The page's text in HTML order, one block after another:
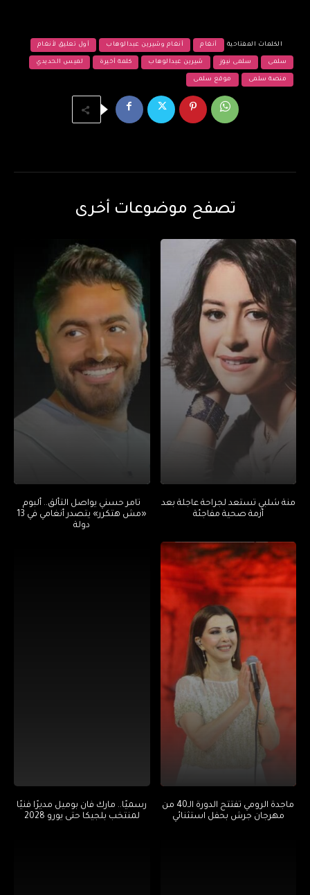
الكلمات المفتاحية أنغام أنغام وشيرين عبدالوهاب أول تعليق لأنغام
سلمى سلمى نيوز شيرين عبدالوهاب كلمة أخيرة لميس الحديدي
منصة سلمى موقع سلمى
تصفح موضوعات أخرى
منة شلبي تستعد لجراحة عاجلة بعد
أزمة صحية مفاجئة
تامر حسني يواصل التألق.. ألبوم
«مش هتكرر» يتصدر أنغامي في 13
دولة
ماجدة الرومي تفتتح الدورة الـ40 من
مهرجان جرش بحفل استثنائي
رسميًا.. مارك فان بوميل مديرًا فنيًا
لمنتخب بلجيكا حتى يورو 2028